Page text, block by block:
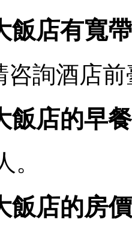
飯店有寬
咨詢酒店前
飯店的早
。
飯店的房